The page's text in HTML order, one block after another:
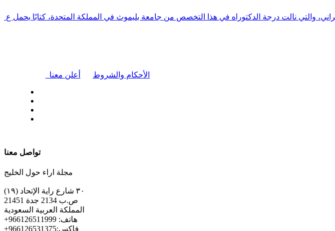
والتي نالت درجة الدكتوراه في هذا التخصص من جامعة بليموث في المملكة المتحدة، كتابًا يحمل ع
أعلن معنا الأحكام والشروط
تواصل معنا
مجلة اراء حول الخليج
٣٠ شارع راية الإتحاد (١٩)
ص.ب 2134 جدة 21451
المملكة العربية السعودية
+هاتف: 966126511999
+فاكس:966126531375